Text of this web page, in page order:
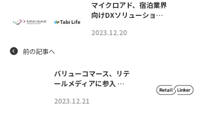
マイクロアド、宿泊業界
向けDXソリューショ…
2023.12.20
前の記事へ
バリューコマース、リテ
ールメディアに参入 …
2023.12.21